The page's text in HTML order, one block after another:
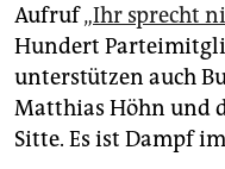
Aufruf„Ihr sprecht
Hundert
unterstützen auch
Matthias Höhn und
Sitte. Es ist Dampf